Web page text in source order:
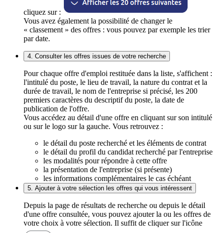
cliquez sur :
Vous avez également la possibilité de changer le
« classement » des offres : vous pouvez par exemple les trier
par date.
4. Consulter les offres issues de votre recherche
Pour chaque offre d'emploi restituée dans la liste, s'affichent :
l'intitulé du poste, le lieu de travail, la nature du contrat et la
durée de travail, le nom de l'entreprise si précisé, les 200
premiers caractères du descriptif du poste, la date de
publication de l'offre.
Vous accédez au détail d'une offre en cliquant sur son intitulé
ou sur le logo sur la gauche. Vous retrouvez :
le détail du poste recherché et les éléments de contrat
le détail du profil du candidat recherché par l'entreprise
les modalités pour répondre à cette offre
la présentation de l'entreprise (si présente)
les informations complémentaires le cas échéant
5. Ajouter à votre sélection les offres qui vous intéressent
Depuis la page de résultats de recherche ou depuis le détail
d'une offre consultée, vous pouvez ajouter la ou les offres de
votre choix à votre sélection. Il suffit de cliquer sur l'icône